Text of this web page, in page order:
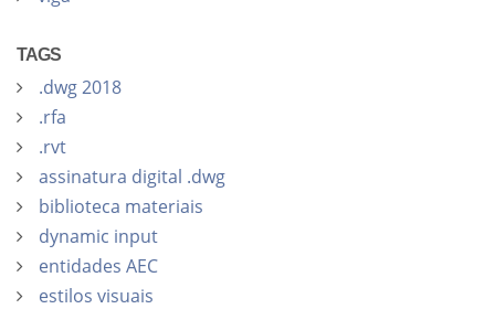
TAGS
.dwg 2018
.rfa
.rvt
assinatura digital .dwg
biblioteca materiais
dynamic input
entidades AEC
estilos visuais